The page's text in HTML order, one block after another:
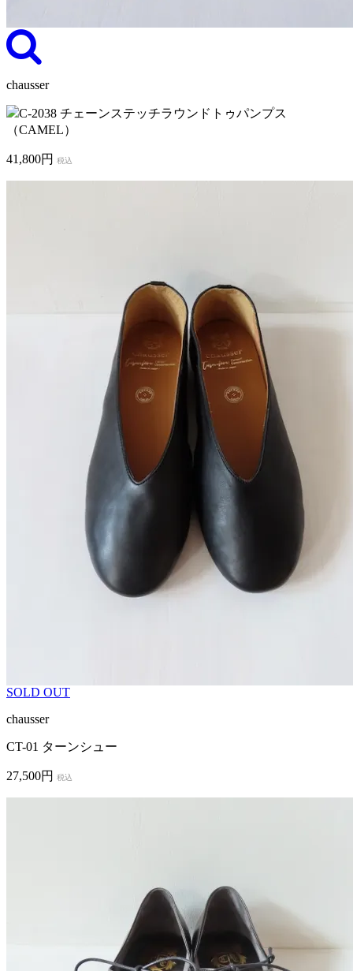
chausser
C-2038 チェーンステッチラウンドトゥパンプス
（CAMEL）
41,800円 税込
SOLD OUT
chausser
CT-01 ターンシュー
27,500円 税込